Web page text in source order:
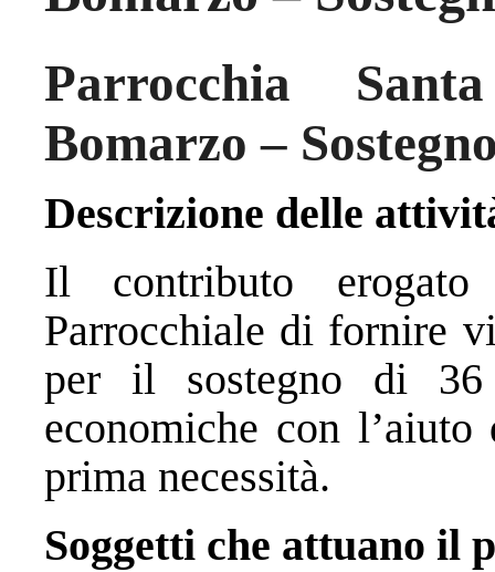
Parrocchia
Bomarzo –
Descrizione delle
Il contributo
Parrocchiale di fornire
per il sostegno di
economiche con
prima necessità.
Soggetti che attuano il